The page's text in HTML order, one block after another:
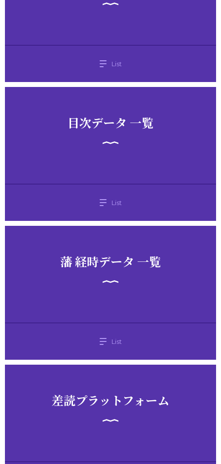
List
目次データ 一覧
List
藩 経時データ 一覧
List
差読プラットフォーム